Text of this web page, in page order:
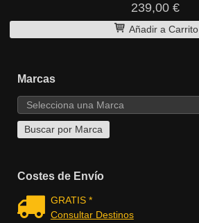
Marcas
Costes de Envío
GRATIS *
Consultar Destinos
239,00 €
Añadir a Carrito